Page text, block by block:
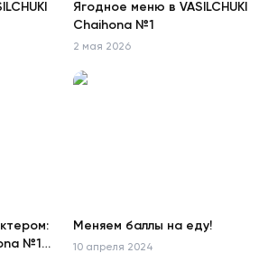
Ягодное меню в VASILCHUKI
Chaihona №1
2 мая 2026
№1
Меняем баллы на еду!
10 апреля 2024